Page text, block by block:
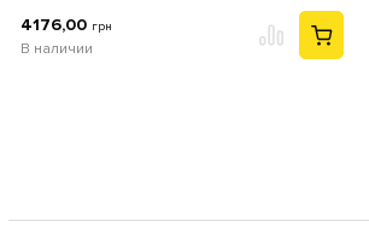
4176,00 грн
В наличии